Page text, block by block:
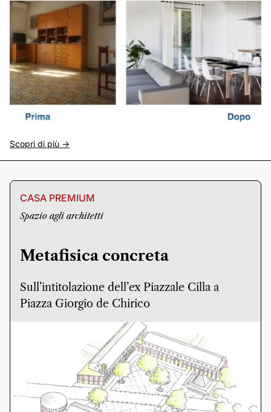
Scopri di più ->
CASA PREMIUM
Spazio agli architetti
Metafisica concreta
Sull’intitolazione dell’ex Piazzale Cilla a
Piazza Giorgio de Chirico